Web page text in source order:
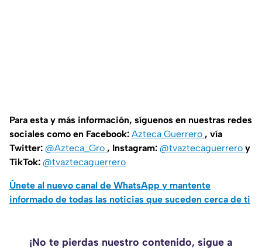
Para esta y más información, síguenos en nuestras redes
sociales como en Facebook: Azteca Guerrero , vía
Twitter: @Azteca_Gro , Instagram: @tvaztecaguerrero y
TikTok: @tvaztecaguerrero
Únete al nuevo canal de WhatsApp y mantente
informado de todas las noticias que suceden cerca de ti
¡No te pierdas nuestro contenido, sigue a